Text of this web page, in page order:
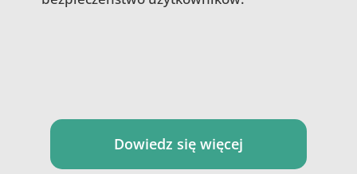
Dowiedz się więcej